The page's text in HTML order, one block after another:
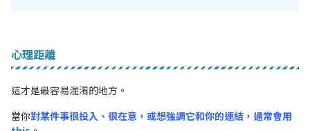
心理距離
這才是最容易混淆的地方。
當你對某件事很投入、很在意，或想強調它和你的連結，通常會用